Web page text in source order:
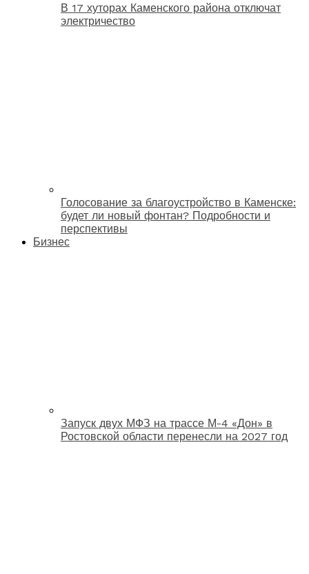
В 17 хуторах Каменского района отключат
электричество
Голосование за благоустройство в Каменске:
будет ли новый фонтан? Подробности и
перспективы
Бизнес
Запуск двух МФЗ на трассе М-4 «Дон» в
Ростовской области перенесли на 2027 год